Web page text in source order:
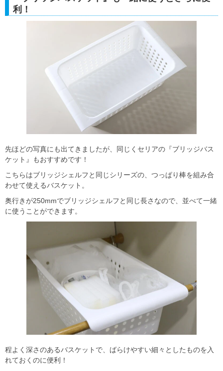
利！
先ほどの写真にも出てきましたが、同じくセリアの『ブリッジバス
ケット』もおすすめです！
こちらはブリッジシェルフと同じシリーズの、つっぱり棒を組み合
わせて使えるバスケット。
奥行きが250mmでブリッジシェルフと同じ長さなので、並べて一緒
に使うことができます。
程よく深さのあるバスケットで、ばらけやすい細々としたものを入
れておくのに便利！